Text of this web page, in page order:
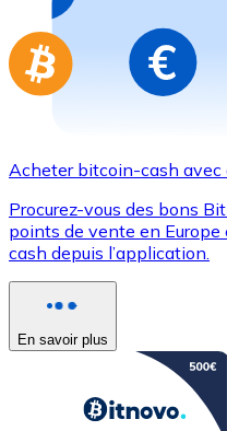
Aller à la boutique de
Acheter bitcoin-cash avec
Procurez-vous des bons
points de vente en
cash depuis l’application.
En savoir plus